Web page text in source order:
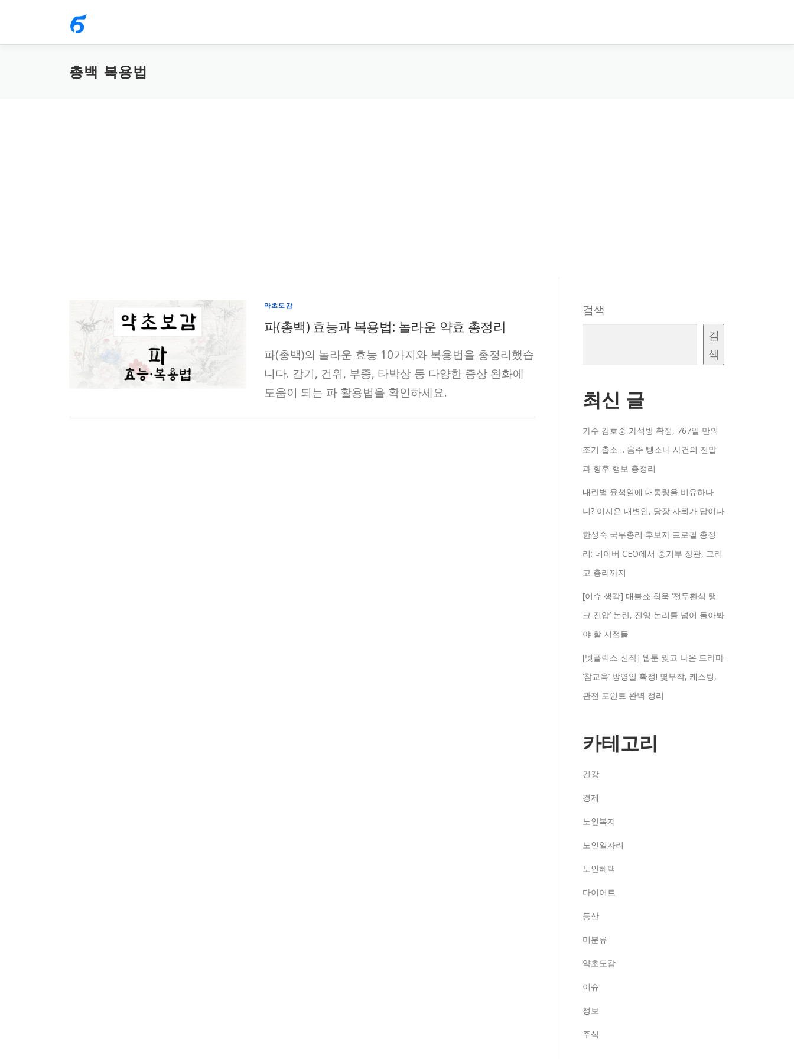
으
총백 복용법
약초도감
파(총백) 효능과 복용법: 놀라운 약효 총정리
파(총백)의 놀라운 효능 10가지와 복용법을 총정리했습
니다. 감기, 건위, 부종, 타박상 등 다양한 증상 완화에
도움이 되는 파 활용법을 확인하세요.
검색
검
색
최신 글
가수 김호중 가석방 확정, 767일 만의
조기 출소… 음주 뺑소니 사건의 전말
과 향후 행보 총정리
내란범 윤석열에 대통령을 비유하다
니? 이지은 대변인, 당장 사퇴가 답이다
한성숙 국무총리 후보자 프로필 총정
리: 네이버 CEO에서 중기부 장관, 그리
고 총리까지
[이슈 생각] 매불쑈 최욱 ‘전두환식 탱
크 진압’ 논란, 진영 논리를 넘어 돌아봐
야 할 지점들
[넷플릭스 신작] 웹툰 찢고 나온 드라마
‘참교육’ 방영일 확정! 몇부작, 캐스팅,
관전 포인트 완벽 정리
카테고리
건강
경제
노인복지
노인일자리
노인혜택
다이어트
등산
미분류
약초도감
이슈
정보
주식